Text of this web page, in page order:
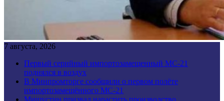
7 августа, 2026
Первый серийный импортозамещенный МС-21
поднялся в воздух
В Минпромторге сообщили о первом полёте
импортозамещённого МС-21
Мишустин призвал нарастить производство